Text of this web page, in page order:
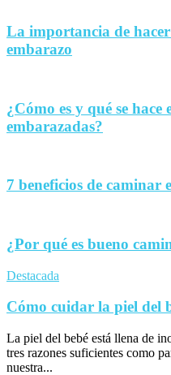
La importancia de
embarazo
¿Cómo es y qué se
embarazadas?
7 beneficios de caminar
¿Por qué es bueno
Destacada
Cómo cuidar la piel del
La piel del bebé está llena de
tres razones suficientes como
nuestra...